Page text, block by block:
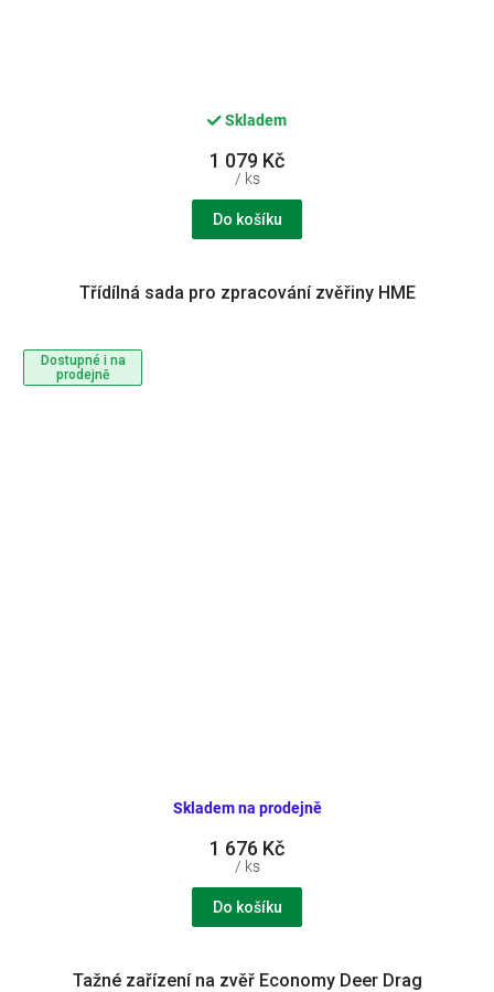
Skladem
1 079 Kč
/ ks
Do košíku
Dostupné i na
prodejně
Třídílná sada pro zpracování zvěřiny HME
Skladem na prodejně
1 676 Kč
/ ks
Do košíku
Tažné zařízení na zvěř Economy Deer Drag